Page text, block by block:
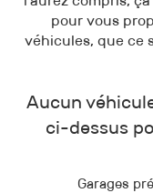
pour vous
véhicules, que ce
Aucun
ci-dessus
Garages